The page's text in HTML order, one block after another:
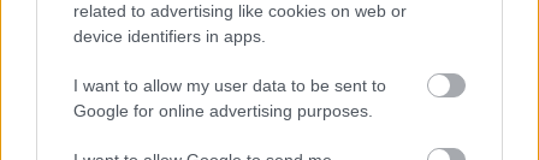
related to advertising like cookies on web or
device identifiers in apps.
I want to allow my user data to be sent to
Google for online advertising purposes.
Bak (12. 22-01. 20.)Ha eddig csak a karrieredre és
üzletasszonyi ambícióidra támaszkodtál, ma még az
is megeshet, hogy a terhesség vagy az anyaság